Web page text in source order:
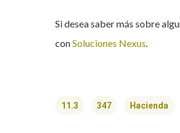
Si desea saber más sobre
conSoluciones Nexus.
11.3 347 Hacienda